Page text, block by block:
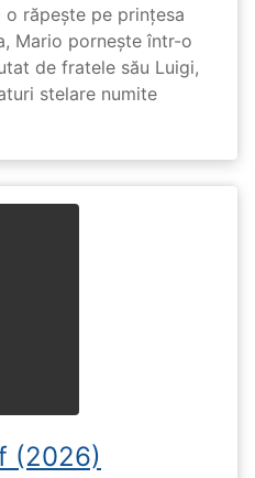
o răpește pe prinţesa
Mario pornește într-o
de fratele său Luigi,
stelare numite
(2026)